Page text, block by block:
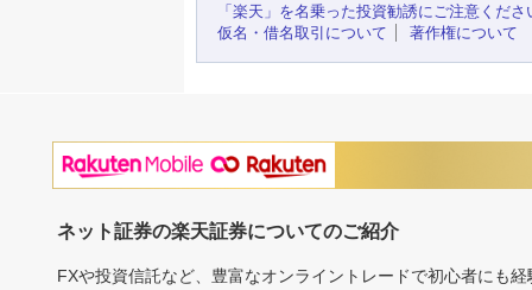
「楽天」を名乗った投資勧誘にご注意くださ
仮名・借名取引について
著作権について
ネット証券の楽天証券についてのご紹介
FXや投資信託など、豊富なオンライントレードで初心者にも